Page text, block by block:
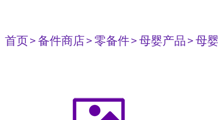
首页> 备件商店> 零备件> 母婴产品> 母